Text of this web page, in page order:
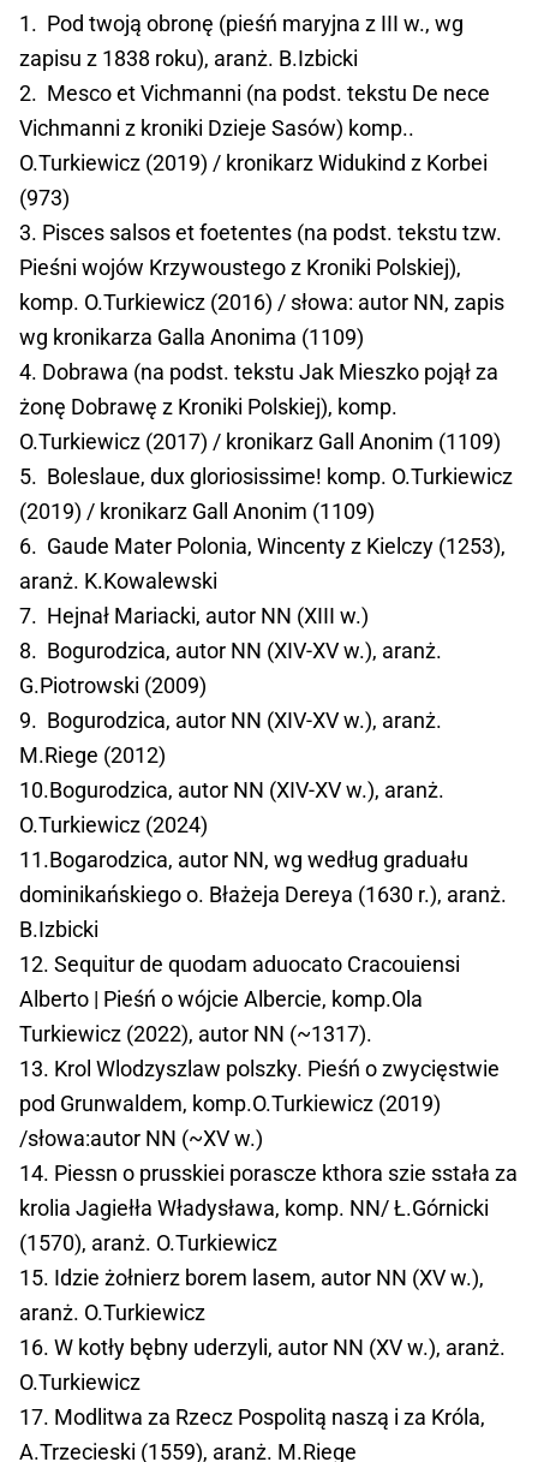
1. Pod twoją obronę (pieśń maryjna z III w., wg
zapisu z 1838 roku), aranż. B.Izbicki
2. Mesco et Vichmanni (na podst. tekstu De nece
Vichmanni z kroniki Dzieje Sasów) komp..
O.Turkiewicz (2019) / kronikarz Widukind z Korbei
(973)
3. Pisces salsos et foetentes (na podst. tekstu tzw.
Pieśni wojów Krzywoustego z Kroniki Polskiej),
komp. O.Turkiewicz (2016) / słowa: autor NN, zapis
wg kronikarza Galla Anonima (1109)
4. Dobrawa (na podst. tekstu Jak Mieszko pojął za
żonę Dobrawę z Kroniki Polskiej), komp.
O.Turkiewicz (2017) / kronikarz Gall Anonim (1109)
5. Boleslaue, dux gloriosissime! komp. O.Turkiewicz
(2019) / kronikarz Gall Anonim (1109)
6. Gaude Mater Polonia, Wincenty z Kielczy (1253),
aranż. K.Kowalewski
7. Hejnał Mariacki, autor NN (XIII w.)
8. Bogurodzica, autor NN (XIV-XV w.), aranż.
G.Piotrowski (2009)
9. Bogurodzica, autor NN (XIV-XV w.), aranż.
M.Riege (2012)
10.Bogurodzica, autor NN (XIV-XV w.), aranż.
O.Turkiewicz (2024)
11.Bogarodzica, autor NN, wg według graduału
dominikańskiego o. Błażeja Dereya (1630 r.), aranż.
B.Izbicki
12. Sequitur de quodam aduocato Cracouiensi
Alberto | Pieśń o wójcie Albercie, komp.Ola
Turkiewicz (2022), autor NN (~1317).
13. Krol Wlodzyszlaw polszky. Pieśń o zwycięstwie
pod Grunwaldem, komp.O.Turkiewicz (2019)
/słowa:autor NN (~XV w.)
14. Piessn o prusskiei porascze kthora szie sstała za
krolia Jagiełła Władysława, komp. NN/ Ł.Górnicki
(1570), aranż. O.Turkiewicz
15. Idzie żołnierz borem lasem, autor NN (XV w.),
aranż. O.Turkiewicz
16. W kotły bębny uderzyli, autor NN (XV w.), aranż.
O.Turkiewicz
17. Modlitwa za Rzecz Pospolitą naszą i za Króla,
A.Trzecieski (1559), aranż. M.Riege